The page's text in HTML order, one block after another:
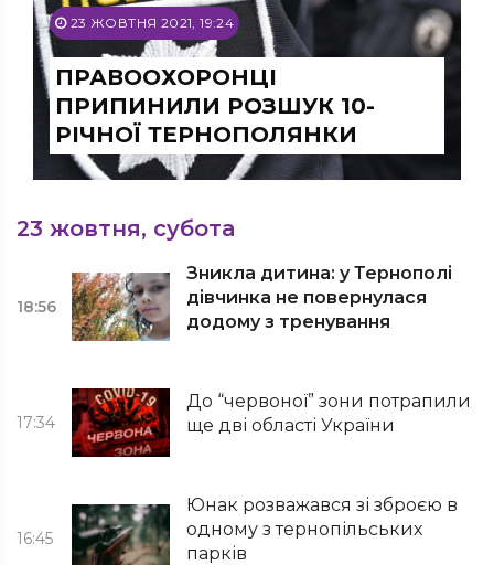
23 ЖОВТНЯ 2021, 19:24
ПРАВООХОРОНЦІ
ПРИПИНИЛИ РОЗШУК 10-
РІЧНОЇ ТЕРНОПОЛЯНКИ
23 жовтня, субота
18:56
Зникла дитина: у Тернополі
дівчинка не повернулася
додому з тренування
17:34
До “червоної” зони потрапили
ще дві області України
16:45
Юнак розважався зі зброєю в
одному з тернопільських
парків